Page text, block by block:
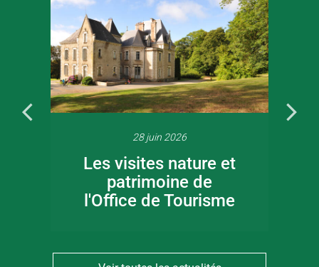
28 juin 2026
Les visites nature et
patrimoine de
l'Office de Tourisme